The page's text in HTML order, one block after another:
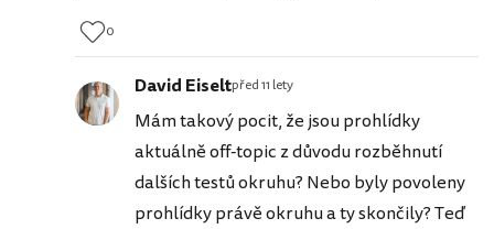
0
David Eiseltpřed 11 lety
Mám takový pocit, že jsou prohlídky
aktuálně off-topic z důvodu rozběhnutí
dalších testů okruhu? Nebo byly povoleny
prohlídky právě okruhu a ty skončily? Teď